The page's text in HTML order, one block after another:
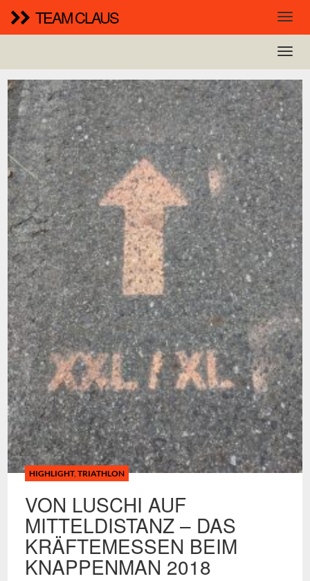
TEAM CLAUS
HIGHLIGHT,TRIATHLON
VON LUSCHI AUF
MITTELDISTANZ – DAS
KRÄFTEMESSEN BEIM
KNAPPENMAN 2018